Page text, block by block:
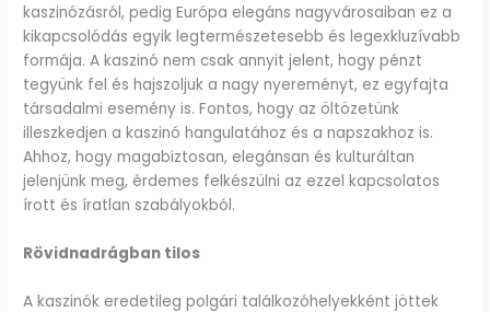
kaszinózásról, pedig Európa elegáns nagyvárosaiban ez a
kikapcsolódás egyik legtermészetesebb és legexkluzívabb
formája. A kaszinó nem csak annyit jelent, hogy pénzt
tegyünk fel és hajszoljuk a nagy nyereményt, ez egyfajta
társadalmi esemény is. Fontos, hogy az öltözetünk
illeszkedjen a kaszinó hangulatához és a napszakhoz is.
Ahhoz, hogy magabiztosan, elegánsan és kulturáltan
jelenjünk meg, érdemes felkészülni az ezzel kapcsolatos
írott és íratlan szabályokból.
Rövidnadrágban tilos
A kaszinók eredetileg polgári találkozóhelyekként jöttek